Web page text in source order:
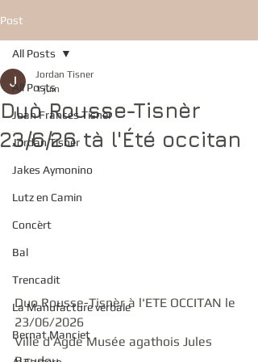
Post
All Posts
Joan Francés Tisnèr
Jordan Tisnèr
Jakes Aymonino
Lutz en Camin
Concèrt
Bal
Trencadit
La Manufacture verbale
Bernat Manciet
All Posts
Duò Rousse-Tisnèr
23/6/26 tà l'Été occitan
Jordan Tisner
1 juin
Duo Rousse-Tisnèr à l'ETE OCCITAN le
23/06/2026
Ville d'Agde Musée agathois Jules